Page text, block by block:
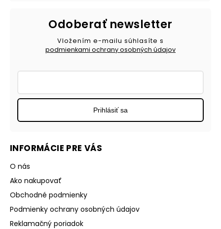
INFORMÁCIE PRE VÁS
O nás
Ako nakupovať
Obchodné podmienky
Podmienky ochrany osobných údajov
Reklamačný poriadok
Odoberať newsletter
Vložením e-mailu súhlasíte s
podmienkami ochrany osobných údajov
Prihlásiť sa